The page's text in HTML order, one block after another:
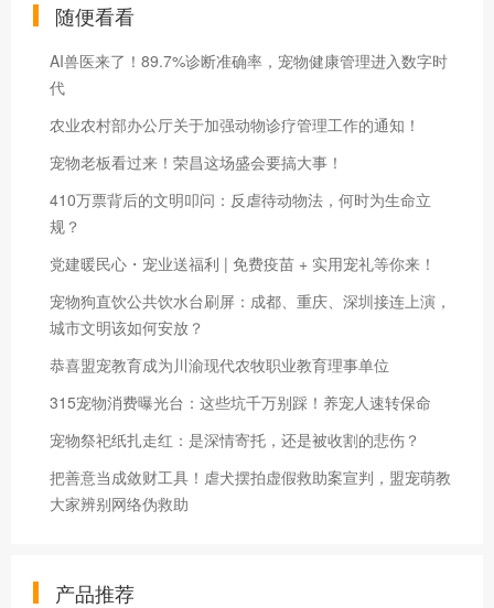
随便看看
AI兽医来了！89.7%诊断准确率，宠物健康管理进入数字时
代
农业农村部办公厅关于加强动物诊疗管理工作的通知！
宠物老板看过来！荣昌这场盛会要搞大事！
410万票背后的文明叩问：反虐待动物法，何时为生命立
规？
党建暖民心・宠业送福利 | 免费疫苗 + 实用宠礼等你来！
宠物狗直饮公共饮水台刷屏：成都、重庆、深圳接连上演，
城市文明该如何安放？
恭喜盟宠教育成为川渝现代农牧职业教育理事单位
315宠物消费曝光台：这些坑千万别踩！养宠人速转保命
宠物祭祀纸扎走红：是深情寄托，还是被收割的悲伤？
把善意当成敛财工具！虐犬摆拍虚假救助案宣判，盟宠萌教
大家辨别网络伪救助
产品推荐